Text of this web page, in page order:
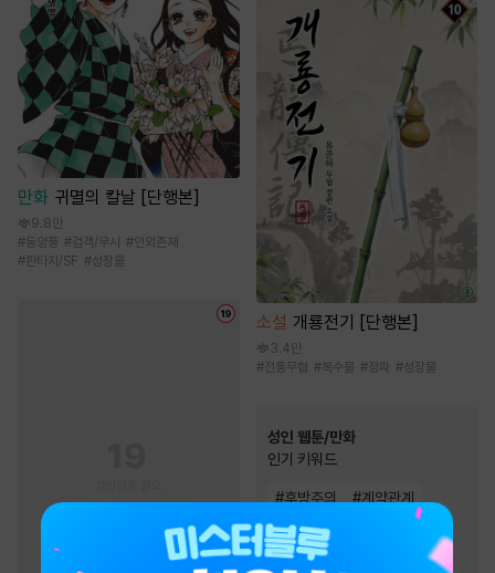
만화 귀멸의 칼날 [단행본]
9.8만
#동양풍 #검객/무사 #인외존재
# 판타지/SF #성장물
소설 개룡전기 [단행본]
3.4만
#전통무협 #복수물 #정파 #성장물
성인 웹툰/만화
인기 키워드
#후방주의 #계약관계
#짝사랑
#스테디셀러
모럴리스